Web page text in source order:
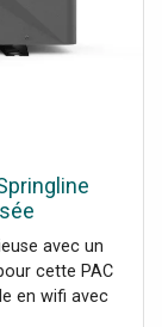
avec un
cette PAC
en wifi avec